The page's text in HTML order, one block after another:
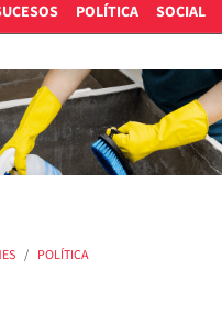
POLÍTICA SOCIAL
POLÍTICA